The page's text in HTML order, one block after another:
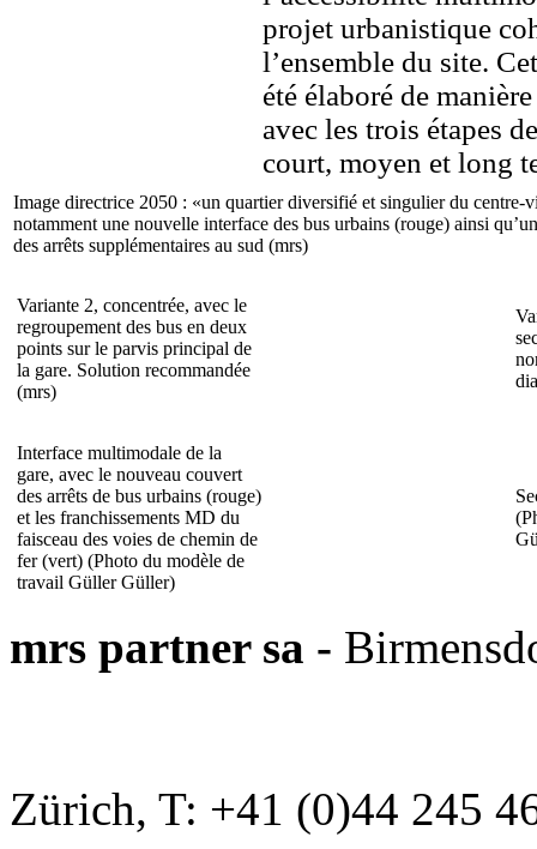
projet urbanistique
l’ensemble du site.
été élaboré de
avec les trois étapes
court, moyen et long
Image directrice 2050 : «un quartier diversifié et singulier du centre-
notamment une nouvelle interface des bus urbains (rouge) ainsi
des arrêts supplémentaires au sud (mrs)
Variante 2, concentrée, avec le
regroupement des bus en deux
points sur le parvis principal de
la gare. Solution recommandée
(mrs)
Interface multimodale de la
gare, avec le nouveau couvert
des arrêts de bus urbains (rouge)
et les franchissements MD du
faisceau des voies de chemin de
fer (vert) (Photo du modèle de
travail Güller Güller)
(
mrs partner sa -
Zürich, T: +41 (0)44 245